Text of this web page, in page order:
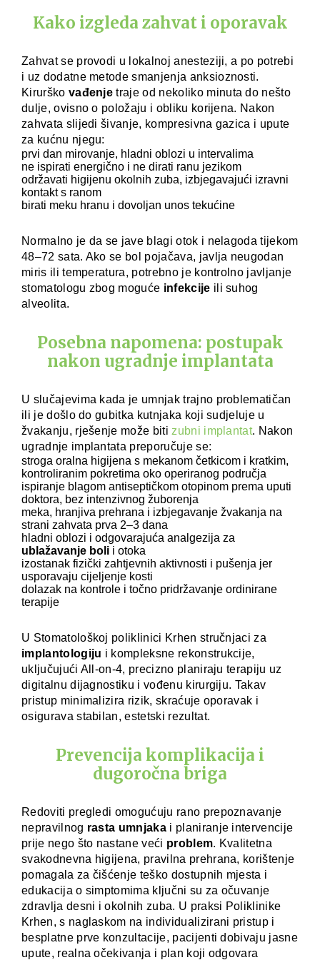
Kako izgleda zahvat i oporavak
Zahvat se provodi u lokalnoj anesteziji, a po potrebi
i uz dodatne metode smanjenja anksioznosti.
Kirurško vađenje traje od nekoliko minuta do nešto
dulje, ovisno o položaju i obliku korijena. Nakon
zahvata slijedi šivanje, kompresivna gazica i upute
za kućnu njegu:
prvi dan mirovanje, hladni oblozi u intervalima
ne ispirati energično i ne dirati ranu jezikom
održavati higijenu okolnih zuba, izbjegavajući izravni
kontakt s ranom
birati meku hranu i dovoljan unos tekućine
Normalno je da se jave blagi otok i nelagoda tijekom
48–72 sata. Ako se bol pojačava, javlja neugodan
miris ili temperatura, potrebno je kontrolno javljanje
stomatologu zbog moguće infekcije ili suhog
alveolita.
Posebna napomena: postupak
nakon ugradnje implantata
U slučajevima kada je umnjak trajno problematičan
ili je došlo do gubitka kutnjaka koji sudjeluje u
žvakanju, rješenje može biti zubni implantat. Nakon
ugradnje implantata preporučuje se:
stroga oralna higijena s mekanom četkicom i kratkim,
kontroliranim pokretima oko operiranog područja
ispiranje blagom antiseptičkom otopinom prema uputi
doktora, bez intenzivnog žuborenja
meka, hranjiva prehrana i izbjegavanje žvakanja na
strani zahvata prva 2–3 dana
hladni oblozi i odgovarajuća analgezija za
ublažavanje boli i otoka
izostanak fizički zahtjevnih aktivnosti i pušenja jer
usporavaju cijeljenje kosti
dolazak na kontrole i točno pridržavanje ordinirane
terapije
U Stomatološkoj poliklinici Krhen stručnjaci za
implantologiju i kompleksne rekonstrukcije,
uključujući All-on-4, precizno planiraju terapiju uz
digitalnu dijagnostiku i vođenu kirurgiju. Takav
pristup minimalizira rizik, skraćuje oporavak i
osigurava stabilan, estetski rezultat.
Prevencija komplikacija i
dugoročna briga
Redoviti pregledi omogućuju rano prepoznavanje
nepravilnog rasta umnjaka i planiranje intervencije
prije nego što nastane veći problem. Kvalitetna
svakodnevna higijena, pravilna prehrana, korištenje
pomagala za čišćenje teško dostupnih mjesta i
edukacija o simptomima ključni su za očuvanje
zdravlja desni i okolnih zuba. U praksi Poliklinike
Krhen, s naglaskom na individualizirani pristup i
besplatne prve konzultacije, pacijenti dobivaju jasne
upute, realna očekivanja i plan koji odgovara